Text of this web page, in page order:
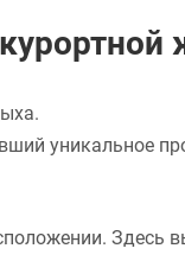
уникальное
Здесь